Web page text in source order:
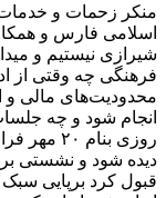
منکر زحمات و
اسلامی فارس و
شیرازی نیستیم و
فرهنگی چه وقتی از
محدودیت‌های مالی و
انجام شود و چه
روزی
دیده شود و نشستی
قبول کرد برپایی